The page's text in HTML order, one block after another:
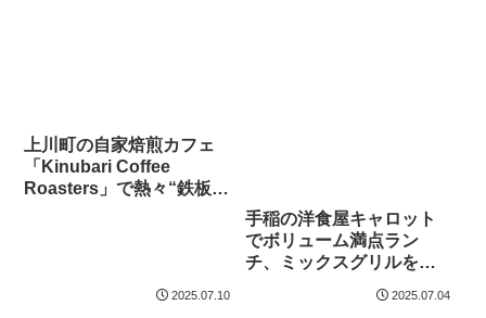
上川町の自家焙煎カフェ
「Kinubari Coffee
Roasters」で熱々“鉄板チ
2025.07.10
手稲の洋食屋キャロット
でボリューム満点ラン
チ、ミックスグリルを食
2025.07.04